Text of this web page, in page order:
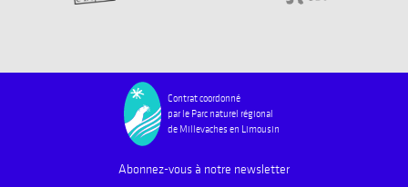
Contrat coordonné
par le Parc naturel régional
de Millevaches en Limousin
Abonnez-vous à notre newsletter